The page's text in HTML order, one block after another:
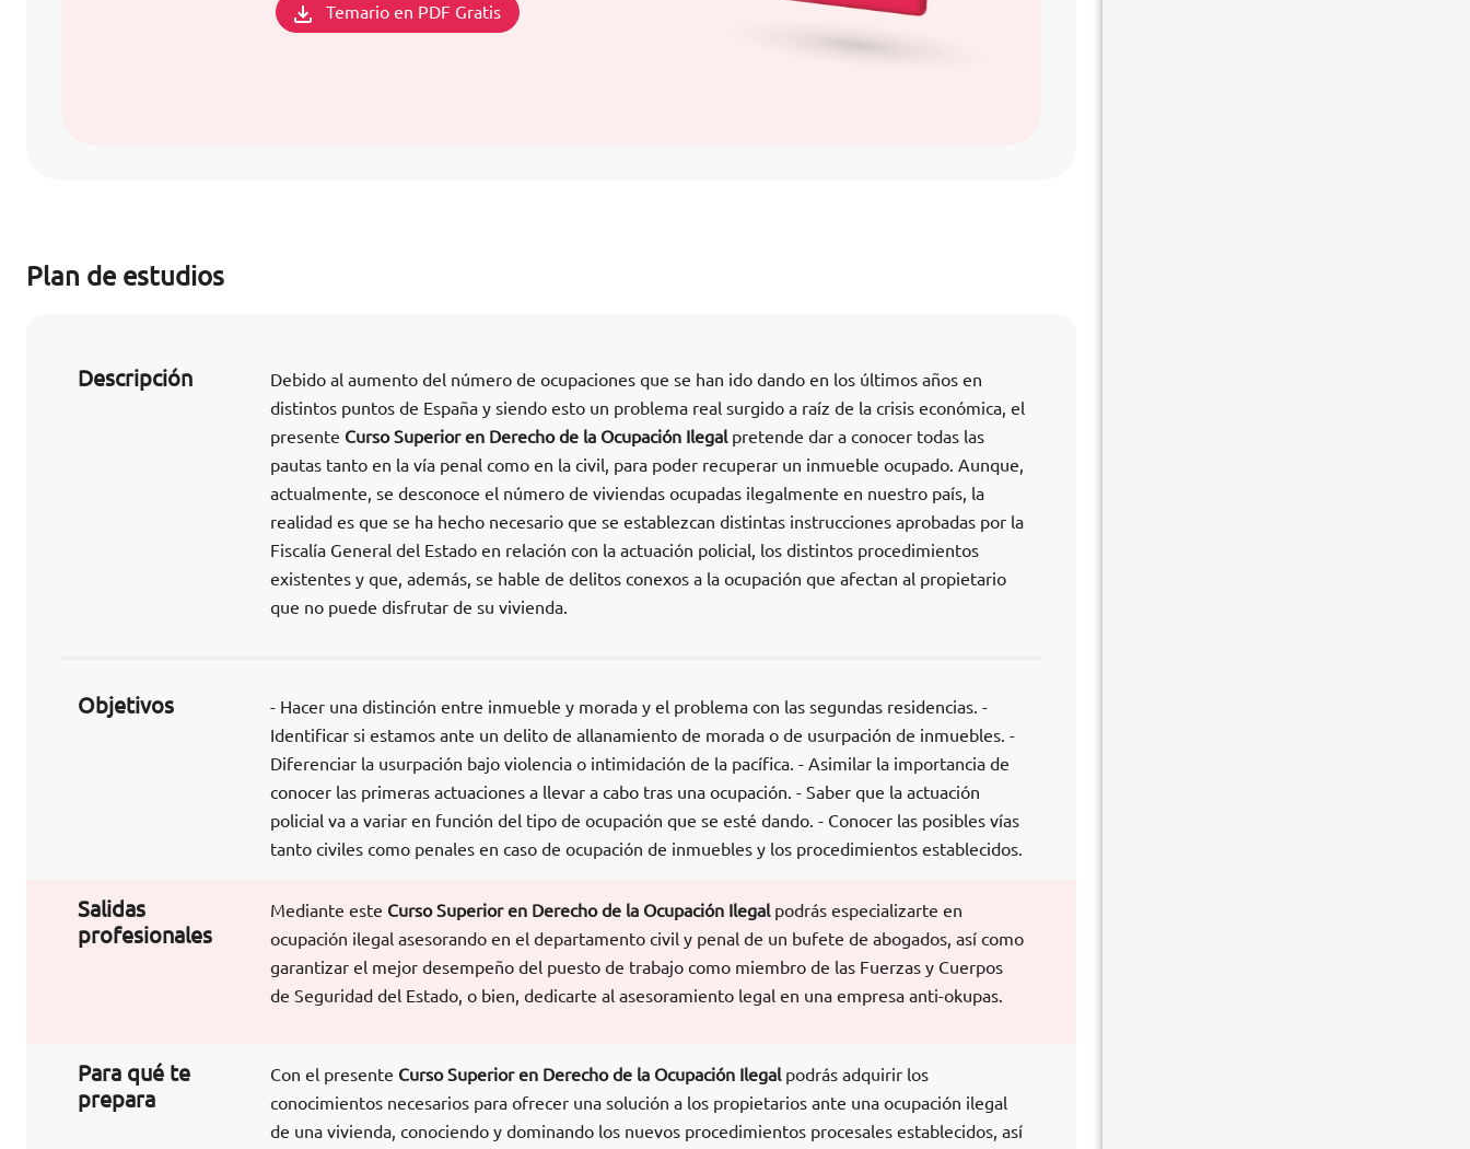
Temario en PDF Gratis
Plan de estudios
Descripción
Debido al aumento del número de ocupaciones que se han ido dando en los últimos años en
distintos puntos de España y siendo esto un problema real surgido a raíz de la crisis económica, el
presente Curso Superior en Derecho de la Ocupación Ilegal pretende dar a conocer todas las
pautas tanto en la vía penal como en la civil, para poder recuperar un inmueble ocupado. Aunque,
actualmente, se desconoce el número de viviendas ocupadas ilegalmente en nuestro país, la
realidad es que se ha hecho necesario que se establezcan distintas instrucciones aprobadas por la
Fiscalía General del Estado en relación con la actuación policial, los distintos procedimientos
existentes y que, además, se hable de delitos conexos a la ocupación que afectan al propietario
que no puede disfrutar de su vivienda.
Objetivos
- Hacer una distinción entre inmueble y morada y el problema con las segundas residencias. -
Identificar si estamos ante un delito de allanamiento de morada o de usurpación de inmuebles. -
Diferenciar la usurpación bajo violencia o intimidación de la pacífica. - Asimilar la importancia de
conocer las primeras actuaciones a llevar a cabo tras una ocupación. - Saber que la actuación
policial va a variar en función del tipo de ocupación que se esté dando. - Conocer las posibles vías
tanto civiles como penales en caso de ocupación de inmuebles y los procedimientos establecidos.
Salidas
profesionales
Mediante este Curso Superior en Derecho de la Ocupación Ilegal podrás especializarte en
ocupación ilegal asesorando en el departamento civil y penal de un bufete de abogados, así como
garantizar el mejor desempeño del puesto de trabajo como miembro de las Fuerzas y Cuerpos
de Seguridad del Estado, o bien, dedicarte al asesoramiento legal en una empresa anti-okupas.
Para qué te
prepara
Con el presente Curso Superior en Derecho de la Ocupación Ilegal podrás adquirir los
conocimientos necesarios para ofrecer una solución a los propietarios ante una ocupación ilegal
de una vivienda, conociendo y dominando los nuevos procedimientos procesales establecidos, así